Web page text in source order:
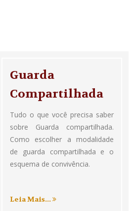
Guarda
Compartilhada
Tudo o que você precisa saber
sobre Guarda compartilhada.
Como escolher a modalidade
de guarda compartilhada e o
esquema de convivência.
Leia Mais...